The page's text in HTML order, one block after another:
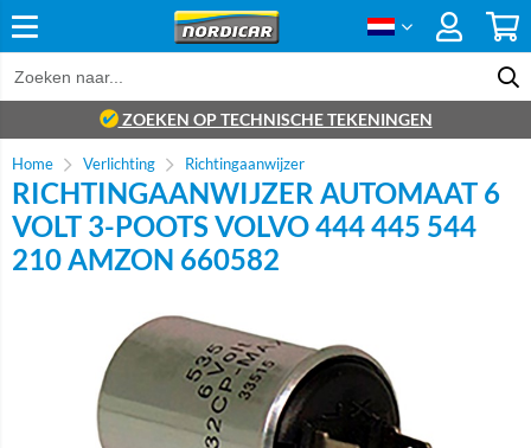
ZOEKEN OP TECHNISCHE TEKENINGEN
Home Verlichting Richtingaanwijzer
RICHTINGAANWIJZER AUTOMAAT 6
VOLT 3-POOTS VOLVO 444 445 544
210 AMZON 660582